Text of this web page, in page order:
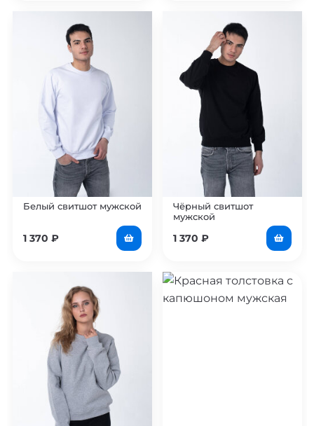
Белый свитшот мужской
1 370 ₽
Чёрный свитшот
мужской
1 370 ₽